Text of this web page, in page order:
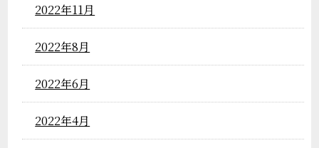
2022年11月
2022年8月
2022年6月
2022年4月